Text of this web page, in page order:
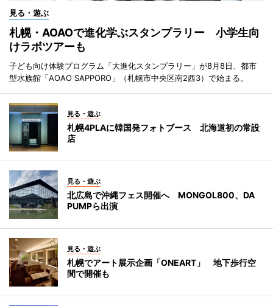
見る・遊ぶ
札幌・AOAOで進化学ぶスタンプラリー 小学生向
けラボツアーも
子ども向け体験プログラム「大進化スタンプラリー」が8月8日、都市
型水族館「AOAO SAPPORO」（札幌市中央区南2西3）で始まる。
見る・遊ぶ
札幌4PLAに韓国発フォトブース 北海道初の常設
店
見る・遊ぶ
北広島で沖縄フェス開催へ MONGOL800、DA
PUMPら出演
見る・遊ぶ
札幌でアート展示企画「ONEART」 地下歩行空
間で開催も